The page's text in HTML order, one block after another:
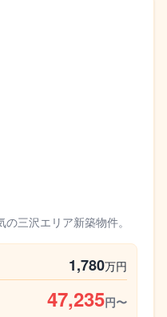
三沢エリア新築物件。
1,780万円
47,235円〜